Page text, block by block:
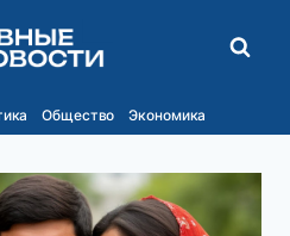
Общество Экономика